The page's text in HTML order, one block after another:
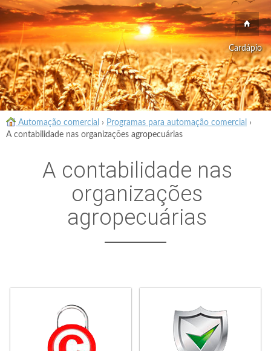
Cardápio
Automação comercial › Programas para automação comercial
›
A contabilidade nas organizações agropecuárias
A contabilidade nas
organizações
agropecuárias